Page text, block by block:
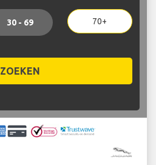
30 - 69 70+
ZOEKEN